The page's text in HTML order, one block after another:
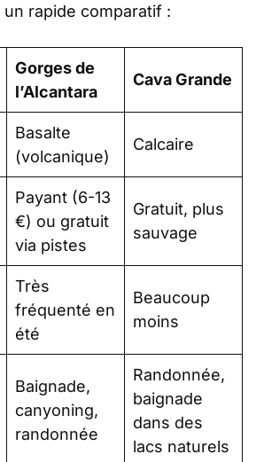
rapide comparatif :
Gorges de
l’Alcantara
Cava Grande
Basalte
(volcanique)
Calcaire
Payant (6-13
€) ou gratuit
via pistes
Gratuit, plus
sauvage
Très
fréquenté en
été
Beaucoup
moins
Baignade,
canyoning,
randonnée
Randonnée,
baignade
dans des
lacs naturels